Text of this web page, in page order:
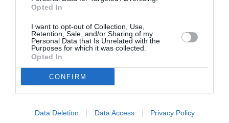
Opted In
I want to opt-out of Collection, Use,
Retention, Sale, and/or Sharing of my
Personal Data that Is Unrelated with the
Purposes for which it was collected.
Opted In
CONFIRM
Data Deletion Data Access Privacy Policy
Helpera commenté l'article :
Airlines relie l’Écosse à l’Australie
Sauf si…a commenté l'article :
Incivilités à Bangkok : 22 passagers chinois refusés à
bord après une course-poursuite, l’incident devient